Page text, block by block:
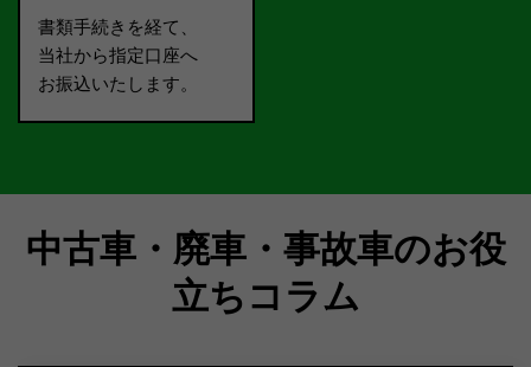
書類手続きを経て、
当社から指定口座へ
お振込いたします。
中古車・廃車・事故車のお役
立ちコラム